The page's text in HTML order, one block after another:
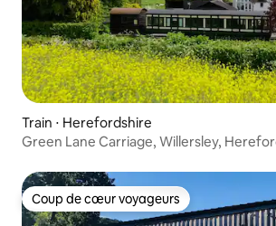
Train ⋅ Herefordshire
Green Lane Carriage, Willersley,
Coup de cœur voyageurs
Coup de cœur voyageurs